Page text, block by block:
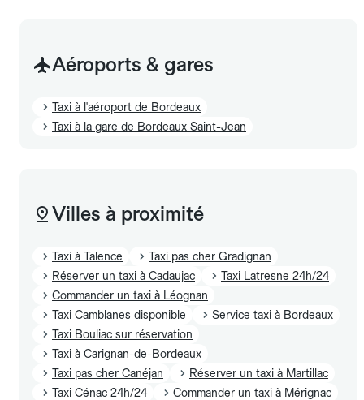
Aéroports & gares
Taxi à l'aéroport de Bordeaux
Taxi à la gare de Bordeaux Saint-Jean
Villes à proximité
Taxi à Talence
Taxi pas cher Gradignan
Réserver un taxi à Cadaujac
Taxi Latresne 24h/24
Commander un taxi à Léognan
Taxi Camblanes disponible
Service taxi à Bordeaux
Taxi Bouliac sur réservation
Taxi à Carignan-de-Bordeaux
Taxi pas cher Canéjan
Réserver un taxi à Martillac
Taxi Cénac 24h/24
Commander un taxi à Mérignac